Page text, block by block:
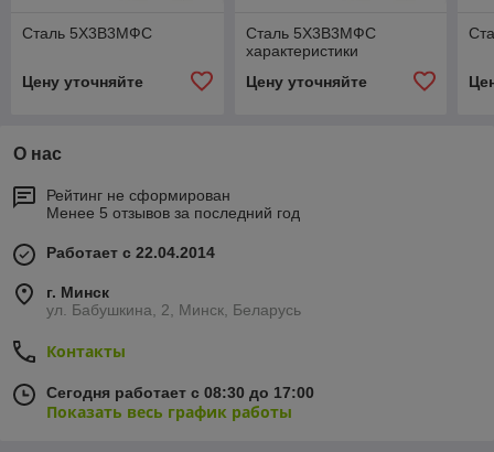
Сталь 5Х3В3МФС
Цену уточняйте
Сталь 5Х3В3МФС
характеристики
Цену уточняйте
О нас
Рейтинг не сформирован
Менее 5 отзывов за последний год
Работает с 22.04.2014
г. Минск
ул. Бабушкина, 2, Минск, Беларусь
Контакты
Сегодня работает с 08:30 до 17:00
Показать весь график работы